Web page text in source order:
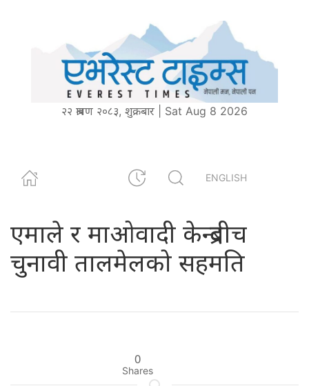
२२ श्रावण २०८३, शुक्रबार | Sat Aug 8 2026
ENGLISH
एमाले र माओवादी केन्द्रबीच
चुनावी तालमेलको सहमति
0
Shares